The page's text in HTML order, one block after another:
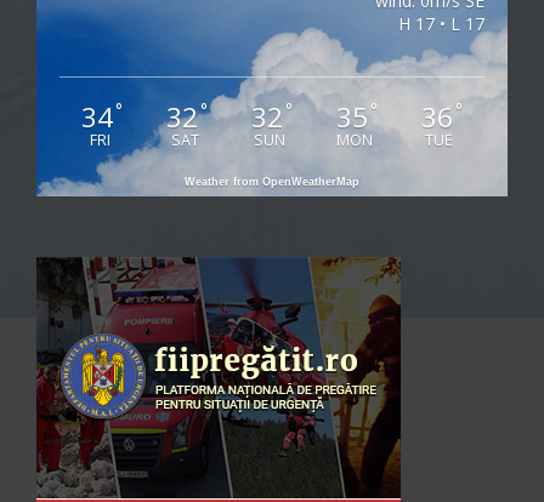
H 17 • L 17
34°
FRI
32°
SAT
32°
SUN
35 °
MON
36 °
TUE
Weather from OpenWeatherMap